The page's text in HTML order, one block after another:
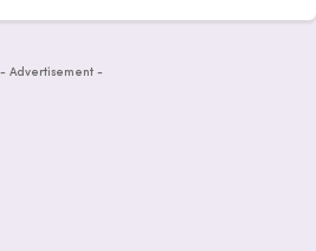
- Advertisement -